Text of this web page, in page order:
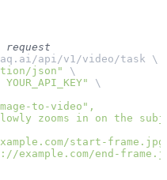
request
api/v1/video/task \
json"
\
\
to-video",
zooms in on the
start-
example.com/end-